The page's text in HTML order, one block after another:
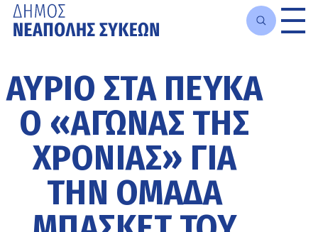
κυρίως
περιεχόμενο
ΑΎΡΙΟ ΣΤΑ ΠΕΎΚΑ
Ο «ΑΓΏΝΑΣ ΤΗΣ
ΧΡΟΝΙΆΣ» ΓΙΑ
ΤΗΝ ΟΜΆΔΑ